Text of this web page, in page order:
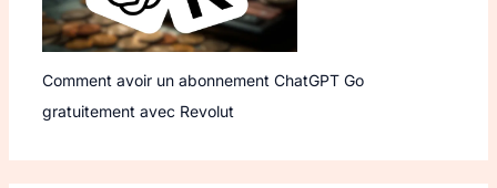
Comment avoir un abonnement ChatGPT Go
gratuitement avec Revolut